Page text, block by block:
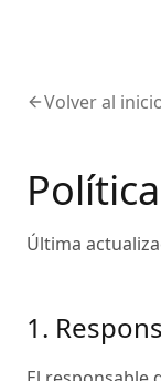
Volver al
Última
1.